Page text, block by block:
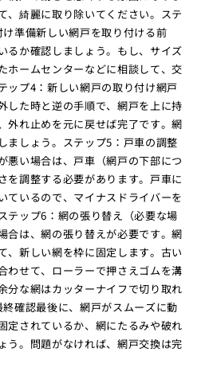
、綺麗に取り除いてください。ステ
準備新しい網戸を取り付ける前
るか確認しましょう。もし、サイズ
ホームセンターなどに相談して、交
ップ4：新しい網戸の取り付け網戸
した時と逆の手順で、網戸を上に持
外れ止めを元に戻せば完了です。網
ましょう。ステップ5：戸車の調整
悪い場合は、戸車（網戸の下部につ
を調整する必要があります。戸車に
ているので、マイナスドライバーを
テップ6：網の張り替え（必要な場
合は、網の張り替えが必要です。網
、新しい網を枠に固定します。古い
わせて、ローラーで押さえゴムを溝
分な網はカッターナイフで切り取れ
確認最後に、網戸がスムーズに動
定されているか、網にたるみや破れ
う。問題がなければ、網戸交換は完